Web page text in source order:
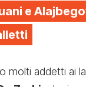
e
molti addetti ai